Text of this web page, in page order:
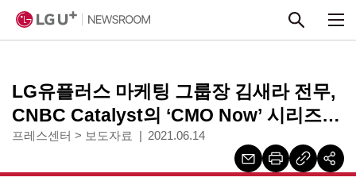
LG유플러스 마케팅 그룹장 김새라 전무,
CNBC Catalyst의 ‘CMO Now’ 시리즈
출연
프레스센터 > 보도자료 2021.06.14